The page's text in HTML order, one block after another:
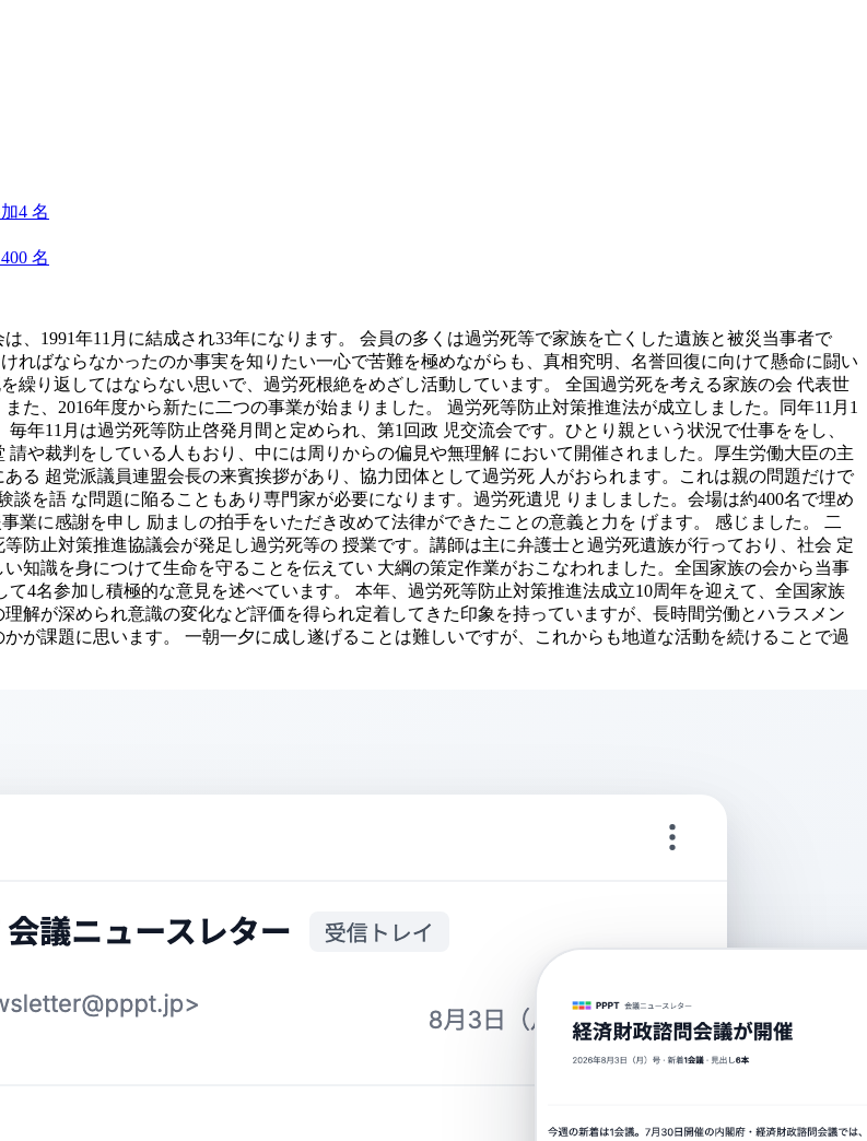
4 名
400 名
、1991年11月に結成され33年になります。 会員の多くは過労死等で家族を亡くした遺族と被災当事者で
ればならなかったのか事実を知りたい一心で苦難を極めながらも、真相究明、名誉回復に向けて懸命に闘い
繰り返してはならない思いで、過労死根絶をめざし活動しています。 全国過労死を考える家族の会 代表世
た、2016年度から新たに二つの事業が始まりました。 過労死等防止対策推進法が成立しました。同年11月1
年11月は過労死等防止啓発月間と定められ、第1回政 児交流会です。ひとり親という状況で仕事ををし、
や裁判をしている人もおり、中には周りからの偏見や無理解 において開催されました。厚生労働大臣の主
る 超党派議員連盟会長の来賓挨拶があり、協力団体として過労死 人がおられます。これは親の問題だけで
を語 な問題に陥ることもあり専門家が必要になります。過労死遺児 りましました。会場は約400名で埋め
業に感謝を申し 励ましの拍手をいただき改めて法律ができたことの意義と力を げます。 感じました。 二
防止対策推進協議会が発足し過労死等の 授業です。講師は主に弁護士と過労死遺族が行っており、社会 定
知識を身につけて生命を守ることを伝えてい 大綱の策定作業がおこなわれました。全国家族の会から当事
4名参加し積極的な意見を述べています。 本年、過労死等防止対策推進法成立10周年を迎えて、全国家族
解が深められ意識の変化など評価を得られ定着してきた印象を持っていますが、長時間労働とハラスメン
が課題に思います。 一朝一夕に成し遂げることは難しいですが、これからも地道な活動を続けることで過